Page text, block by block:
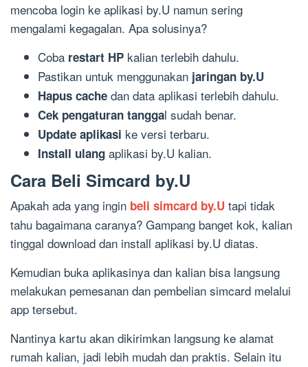
mencoba login ke aplikasi by.U namun sering
mengalami kegagalan. Apa solusinya?
Coba restart HP kalian terlebih dahulu.
Pastikan untuk menggunakan jaringan by.U
Hapus cache dan data aplikasi terlebih dahulu.
Cek pengaturan tanggal sudah benar.
Update aplikasi ke versi terbaru.
Install ulang aplikasi by.U kalian.
Cara Beli Simcard by.U
Apakah ada yang ingin beli simcard by.U tapi tidak
tahu bagaimana caranya? Gampang banget kok, kalian
tinggal download dan install aplikasi by.U diatas.
Kemudian buka aplikasinya dan kalian bisa langsung
melakukan pemesanan dan pembelian simcard melalui
app tersebut.
Nantinya kartu akan dikirimkan langsung ke alamat
rumah kalian, jadi lebih mudah dan praktis. Selain itu